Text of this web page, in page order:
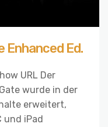
Enhanced Ed.
URL Der
wurde in der
erweitert,
und iPad